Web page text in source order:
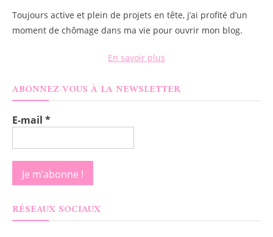
Toujours active et plein de projets en tête, j’ai profité d’un
moment de chômage dans ma vie pour ouvrir mon blog.
En savoir plus
ABONNEZ-VOUS À LA NEWSLETTER
E-mail *
RÉSEAUX SOCIAUX